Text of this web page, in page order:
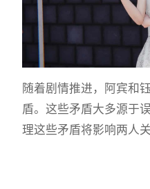
随着剧情推进，阿宾和
盾。这些矛盾大多源于
理这些矛盾将影响两人